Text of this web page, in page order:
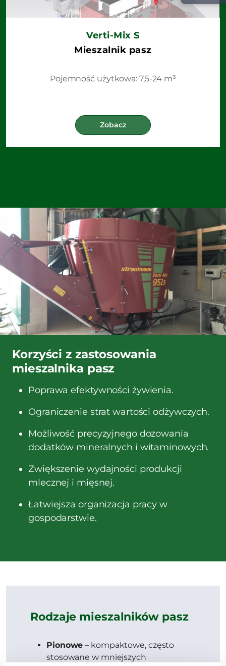
Verti-Mix S
Mieszalnik pasz
Pojemność użytkowa: 7,5-24 m³
Zobacz
Korzyści z zastosowania
mieszalnika pasz
Poprawa efektywności żywienia.
Ograniczenie strat wartości odżywczych.
Możliwość precyzyjnego dozowania
dodatków mineralnych i witaminowych.
Zwiększenie wydajności produkcji
mlecznej i mięsnej.
Łatwiejsza organizacja pracy w
gospodarstwie.
Rodzaje mieszalników pasz
Pionowe – kompaktowe, często
stosowane w mniejszych